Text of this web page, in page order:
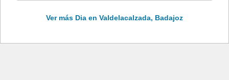
Ver más Dia en Valdelacalzada, Badajoz